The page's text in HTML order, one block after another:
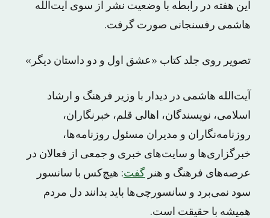
این هفته در رابطه با وضعیت نشر از سوی آیت‌الله
هاشمی رفسنجانی صورت گرفت.
تصویر روی جلد کتاب «عشق اول و دو داستان دیگر»
آیت‌الله هاشمی در دیدار با وزیر فرهنگ و ارشاد
اسلامی، نویسندگان، اهالی قلم، خبرنگاران،
روزنامه‌نگاران و مدیران مسئول روزنامه‌ها،
خبرگزار‌ی‌ها و سایت‌های خبری و جمعی از فعالان در
عرصه‌های فرهنگ و هنر گفت: هیچ‌کس با سانسور
سود نمی‌برد و سانسورچی‌ها باید بدانند دل مردم
همیشه با حقیقت است.